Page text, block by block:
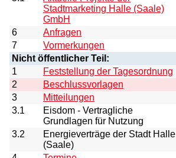
Stadtmarketing Halle (Saale)
GmbH
6
Anfragen
7
Vormerkungen
Nicht öffentlicher Teil:
1
Feststellung der Tagesordnung
2
Beschlussvorlagen
3
Mitteilungen
3.1
Eisdom - Vertragliche
Grundlagen für Nutzung
3.2
Energieverträge der Stadt Halle
(Saale)